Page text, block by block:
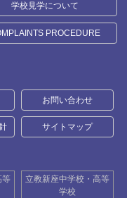
学校見学について
PROCEDURE
お問い合わせ
サイトマップ
等
立教新座中学校・高等
学校